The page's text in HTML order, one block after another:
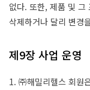
없다. 또한, 제품 및 그
삭제하거나 달리 변경
제9장 사업 운영
1. ㈜해밀리헬스 회원